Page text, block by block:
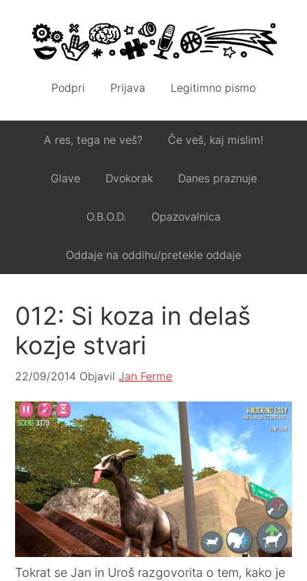
Podpri Prijava Legitimno pismo
A res, tega ne veš? Če veš, kaj mislim!
Glave Dvokorak Danes praznuje
O.B.O.D. Opazovalnica
Oddaje na oddihu/pretekle oddaje
012: Si koza in delaš
kozje stvari
22/09/2014 ObjavilJan Ferme
Tokrat se Jan in Uroš razgovorita o tem, kako je